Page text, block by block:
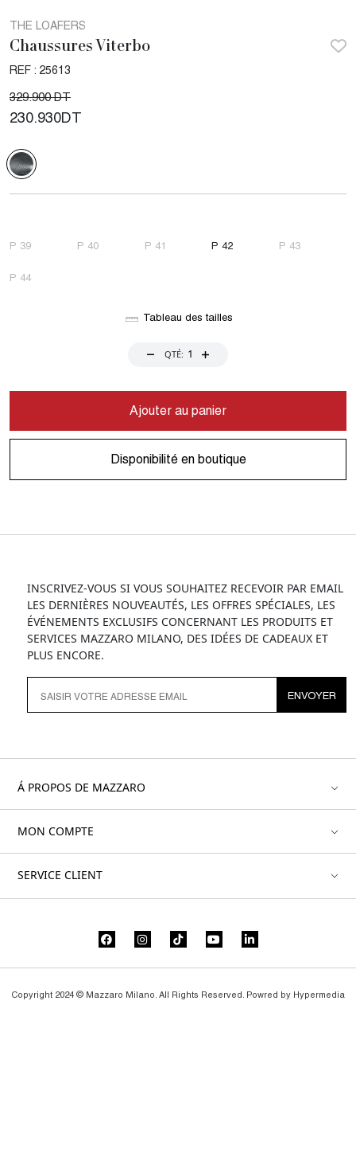
THE LOAFERS
Chaussures Viterbo
REF : 25613
329.900 DT
230.930DT
P 39 P 40 P 41 P 42 P 43
P 44
Tableau des tailles
QTÉ:
Ajouter au panier
Disponibilité en boutique
INSCRIVEZ-VOUS SI VOUS SOUHAITEZ RECEVOIR PAR EMAIL
LES DERNIÈRES NOUVEAUTÉS, LES OFFRES SPÉCIALES, LES
ÉVÉNEMENTS EXCLUSIFS CONCERNANT LES PRODUITS ET
SERVICES MAZZARO MILANO, DES IDÉES DE CADEAUX ET
PLUS ENCORE.
ENVOYER
Á PROPOS DE MAZZARO
MON COMPTE
SERVICE CLIENT
Copyright 2024 © Mazzaro Milano. All Rights Reserved. Powred by Hypermedia